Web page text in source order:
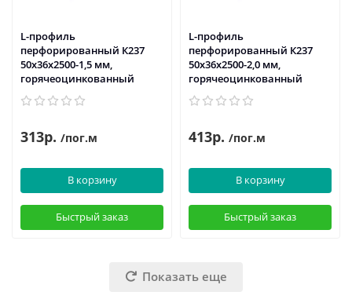
L-профиль
перфорированный К237
50x36x2500-1,5 мм,
горячеоцинкованный
313р. /пог.м
В корзину
Быстрый заказ
L-профиль
перфорированный К237
50x36x2500-2,0 мм,
горячеоцинкованный
413р. /пог.м
В корзину
Быстрый заказ
Показать еще